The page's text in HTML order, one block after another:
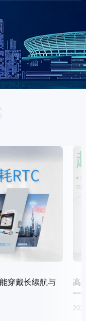
穿戴长续航与
高
一